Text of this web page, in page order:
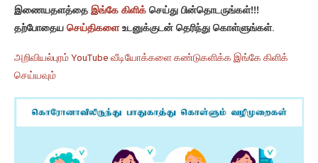
இணையதளத்தை இங்கே கிளிக் செய்து பின்தொடருங்கள்!!!
தற்போதைய செய்திகளைஉடனுக்குடன் தெரிந்து கொள்ளுங்கள்.
அறிவியல்புரம் YouTube வீடியோக்களை கண்டுகளிக்க இங்கே கிளிக்
செய்யவும்